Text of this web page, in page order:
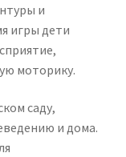
и
игры дети
моторику.
саду,
и дома.